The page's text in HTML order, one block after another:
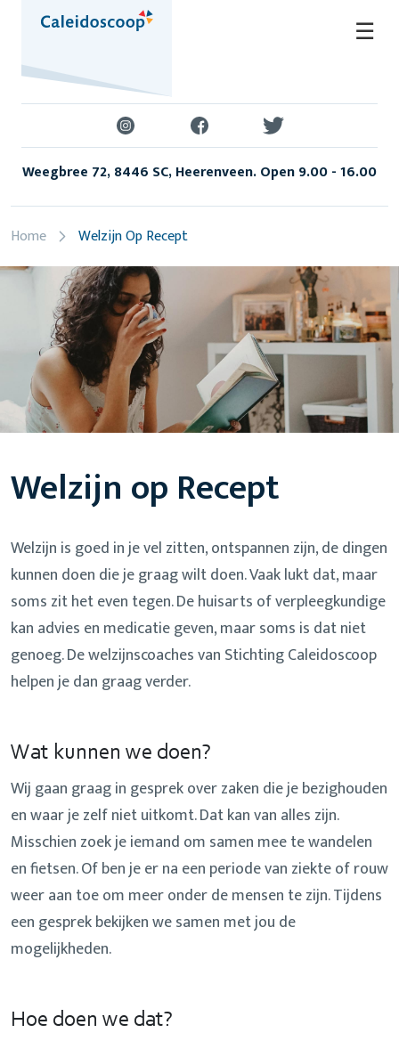
☰
Weegbree 72, 8446 SC, Heerenveen. Open 9.00 - 16.00
Home Welzijn Op Recept
Welzijn op Recept
Welzijn is goed in je vel zitten, ontspannen zijn, de dingen
kunnen doen die je graag wilt doen. Vaak lukt dat, maar
soms zit het even tegen. De huisarts of verpleegkundige
kan advies en medicatie geven, maar soms is dat niet
genoeg. De welzijnscoaches van Stichting Caleidoscoop
helpen je dan graag verder.
Wat kunnen we doen?
Wij gaan graag in gesprek over zaken die je bezighouden
en waar je zelf niet uitkomt. Dat kan van alles zijn.
Misschien zoek je iemand om samen mee te wandelen
en fietsen. Of ben je er na een periode van ziekte of rouw
weer aan toe om meer onder de mensen te zijn. Tijdens
een gesprek bekijken we samen met jou de
mogelijkheden.
Hoe doen we dat?